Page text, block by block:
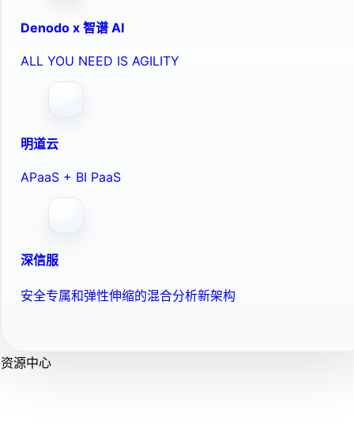
Denodo x 智谱 AI
ALL YOU NEED IS AGILITY
明道云
APaaS + BI PaaS
深信服
安全专属和弹性伸缩的混合分析新架构
资源中心